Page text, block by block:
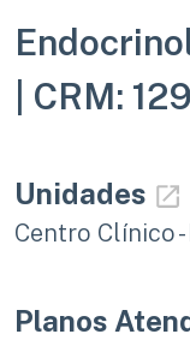
CRM:
Unidades
Centro Clínico
Planos